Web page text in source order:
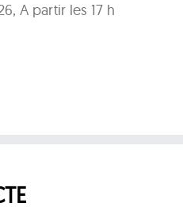
A partir les 17 h